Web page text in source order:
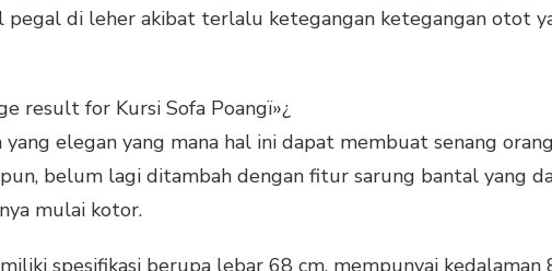
pegal di leher akibat terlalu ketegangan ketegangan otot
elegan yang mana hal ini dapat membuat senang
belum lagi ditambah dengan fitur sarung bantal yang
mulai kotor.